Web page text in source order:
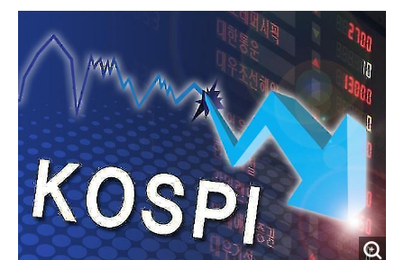
b
o
k
t
o
i
n